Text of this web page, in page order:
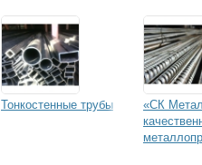
Тонкостенные трубы
«СК